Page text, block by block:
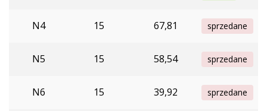
N4 15 67,81 sprzedane
N5 15 58,54 sprzedane
N6 15 39,92 sprzedane